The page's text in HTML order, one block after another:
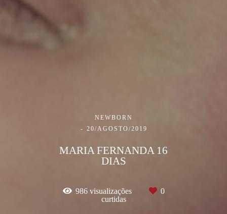
NEWBORN
20/AGOSTO/2019
MARIA FERNANDA 16
DIAS
986visualizações
0
curtidas